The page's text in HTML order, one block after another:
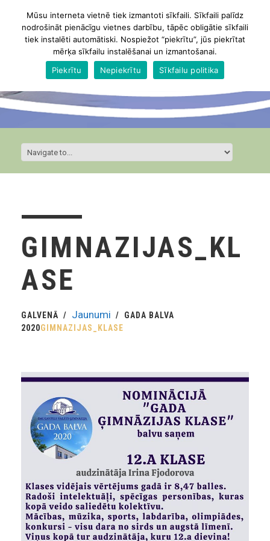
GIMNAZIJAS_KL
ASE
GALVENĀ Jaunumi
GADA BALVA
2020GIMNAZIJAS_KLASE
Mūsu interneta vietnē tiek izmantoti sīkfaili. Sīkfaili palīdz
nodrošināt pienācīgu vietnes darbību, tāpēc obligātie sīkfaili
tiek instalēti automātiski. Nospiežot “piekrītu”, jūs piekrītat
mērķa sīkfailu instalēšanai un izmantošanai.
Piekrītu
Nepiekrītu Sīkfailu politika